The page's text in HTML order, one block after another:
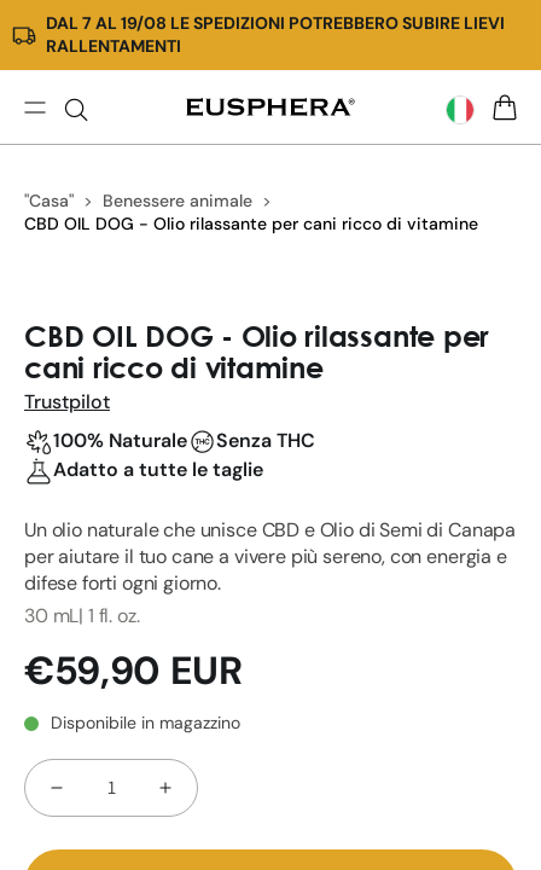
Vai
direttamente
ai
contenuti
DAL 7 AL 19/08 LE SPEDIZIONI POTREBBERO SUBIRE LIEVI
RALLENTAMENTI
miglior
olio
contro
ansia
"Casa"
Benessere animale
CBD OIL DOG - Olio rilassante per cani ricco di vitamine
alle
informazioni
sul
prodotto
CBD OIL DOG - Olio rilassante per
cani ricco di vitamine
Trustpilot
100% Naturale
Senza THC
Adatto a tutte le taglie
Un olio naturale che unisce CBD e Olio di Semi di Canapa
per aiutare il tuo cane a vivere più sereno, con energia e
difese forti ogni giorno.
30 mL| 1 fl. oz.
Prezzo
di
listino
€59,90 EUR
Disponibile in magazzino
Diminuisci
Aumenta